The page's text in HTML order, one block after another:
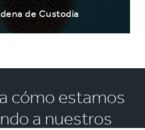
de Custodia
cómo estamos
a nuestros